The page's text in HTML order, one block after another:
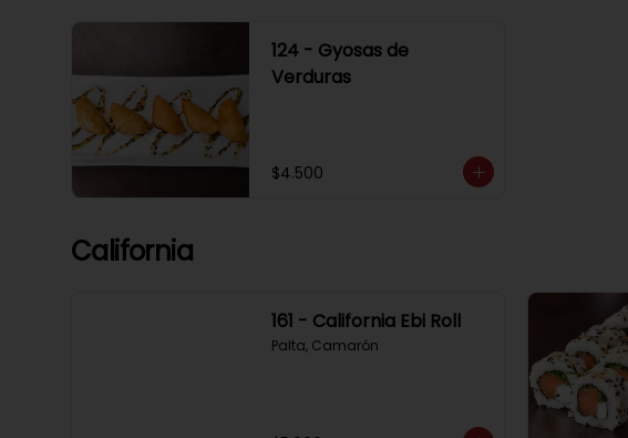
124 - Gyosas de
Verduras
$4.500
California
161 - California Ebi Roll
Palta, Camarón